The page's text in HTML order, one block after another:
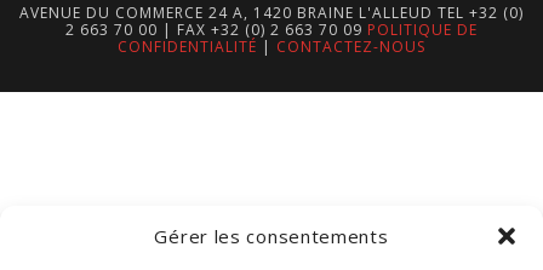
Gérer les consentements
AVENUE DU COMMERCE 24 A, 1420 BRAINE L'ALLEUD TEL +32 (0)
2 663 70 00 | FAX +32 (0) 2 663 70 09 POLITIQUE DE
CONFIDENTIALITÉ | CONTACTEZ-NOUS